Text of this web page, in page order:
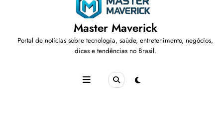
Master Maverick
Portal de notícias sobre tecnologia, saúde, entretenimento, negócios,
dicas e tendências no Brasil.